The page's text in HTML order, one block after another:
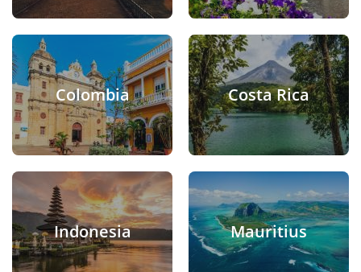
Colombia Costa Rica
Indonesia Mauritius